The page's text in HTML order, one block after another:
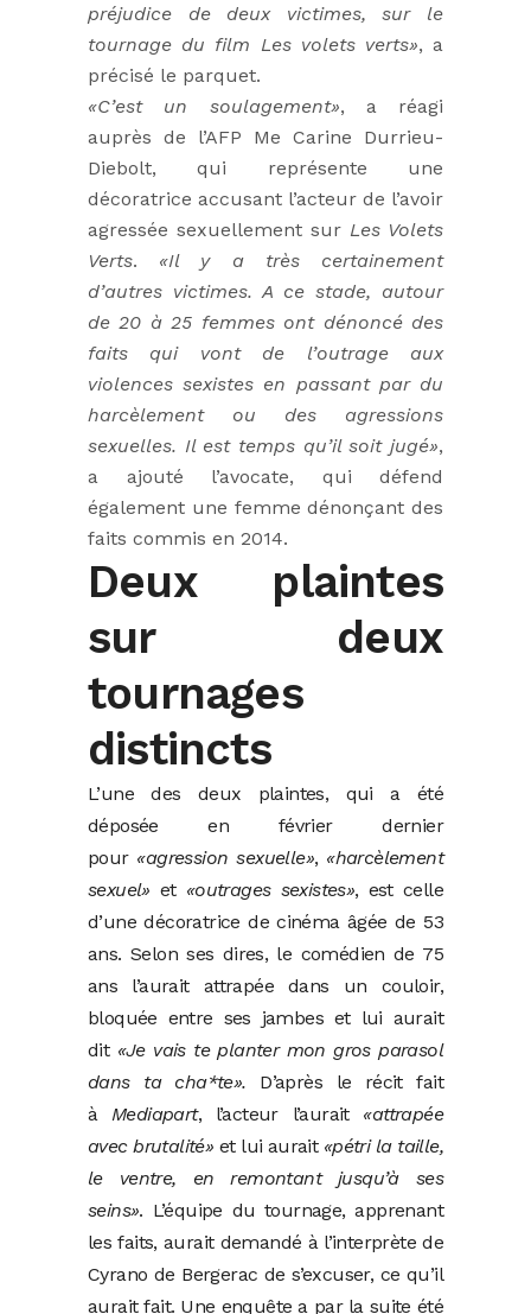
préjudice de deux victimes, sur le
tournage du film Les volets verts», a
précisé le parquet.
«C’est un soulagement», a réagi
auprès de l’AFP Me Carine Durrieu-
Diebolt, qui représente une
décoratrice accusant l’acteur de l’avoir
agressée sexuellement sur Les Volets
Verts. «Il y a très certainement
d’autres victimes. A ce stade, autour
de 20 à 25 femmes ont dénoncé des
faits qui vont de l’outrage aux
violences sexistes en passant par du
harcèlement ou des agressions
sexuelles. Il est temps qu’il soit jugé»,
a ajouté l’avocate, qui défend
également une femme dénonçant des
faits commis en 2014.
Deux plaintes
sur deux
tournages
distincts
L’une des deux plaintes, qui a été
déposée en février dernier
pour «agression sexuelle», «harcèlement
sexuel» et «outrages sexistes», est celle
d’une décoratrice de cinéma âgée de 53
ans. Selon ses dires, le comédien de 75
ans l’aurait attrapée dans un couloir,
bloquée entre ses jambes et lui aurait
dit «Je vais te planter mon gros parasol
dans ta cha*te». D’après le récit fait
à Mediapart, l’acteur l’aurait «attrapée
avec brutalité» et lui aurait«pétri la taille,
le ventre, en remontant jusqu’à ses
seins». L’équipe du tournage, apprenant
les faits, aurait demandé à l’interprète de
Cyrano de Bergerac de s’excuser, ce qu’il
aurait fait. Une enquête a par la suite été